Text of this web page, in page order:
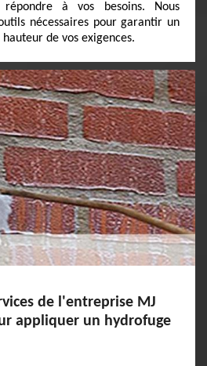
à vos besoins. Nous
nécessaires pour garantir un
de vos exigences.
de l'entreprise MJ
appliquer un hydrofuge